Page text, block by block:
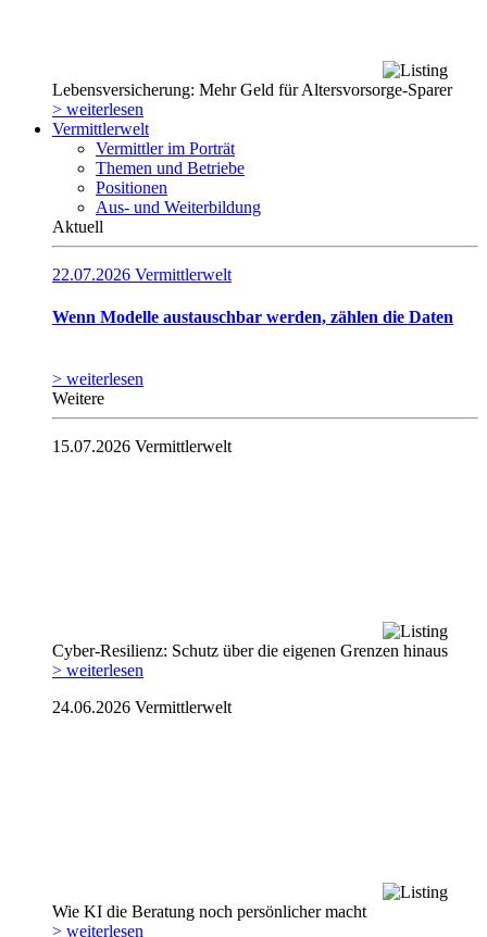
Lebensversicherung: Mehr Geld für Altersvorsorge-Sparer
> weiterlesen
Vermittlerwelt
Vermittler im Porträt
Themen und Betriebe
Positionen
Aus- und Weiterbildung
Aktuell
22.07.2026 Vermittlerwelt
Wenn Modelle austauschbar werden, zählen die Daten
> weiterlesen
Weitere
15.07.2026 Vermittlerwelt
Cyber-Resilienz: Schutz über die eigenen Grenzen hinaus
> weiterlesen
24.06.2026 Vermittlerwelt
Wie KI die Beratung noch persönlicher macht
> weiterlesen